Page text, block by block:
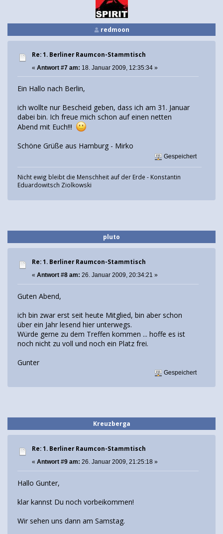
redmoon
Re: 1. Berliner Raumcon-Stammtisch
« Antwort #7 am: 18. Januar 2009, 12:35:34 »
Ein Hallo nach Berlin,
ich wollte nur Bescheid geben, dass ich am 31. Januar
dabei bin. Ich freue mich schon auf einen netten
Abend mit Euch!!!
Schöne Grüße aus Hamburg - Mirko
Gespeichert
Nicht ewig bleibt die Menschheit auf der Erde - Konstantin
Eduardowitsch Ziolkowski
pluto
Re: 1. Berliner Raumcon-Stammtisch
« Antwort #8 am: 26. Januar 2009, 20:34:21 »
Guten Abend,
ich bin zwar erst seit heute Mitglied, bin aber schon
über ein Jahr lesend hier unterwegs.
Würde gerne zu dem Treffen kommen ... hoffe es ist
noch nicht zu voll und noch ein Platz frei.
Gunter
Gespeichert
Kreuzberga
Re: 1. Berliner Raumcon-Stammtisch
« Antwort #9 am: 26. Januar 2009, 21:25:18 »
Hallo Gunter,
klar kannst Du noch vorbeikommen!
Wir sehen uns dann am Samstag.